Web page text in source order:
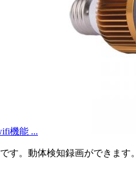
機能 ...
す。動体検知録画ができます。